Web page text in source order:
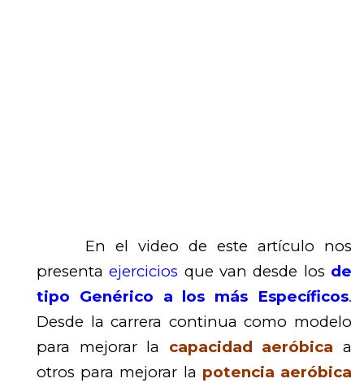
En el video de este artículo nos
presenta ejercicios que van desde los de
tipo Genérico a los más Específicos.
Desde la carrera continua como modelo
para mejorar la
capacidad aeróbica a
otros para mejorar la potencia aeróbica